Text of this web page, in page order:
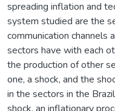
spreading inflation and
system studied are the
communication channels
sectors have with each
the production of other
one, a shock, and the
in the sectors in the